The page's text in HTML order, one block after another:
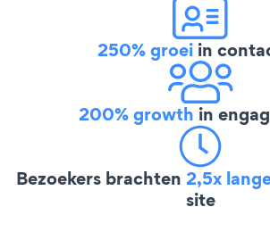
250% groei in
200% growth in
Bezoekers brachten 2,5x
site